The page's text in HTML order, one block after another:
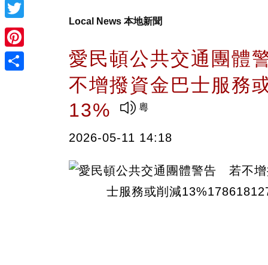
Facebook
Twitter
Pinterest
Local News 本地新聞
愛民頓公共交通團
不增撥資金巴士服務
13%
2026-05-11 14:18